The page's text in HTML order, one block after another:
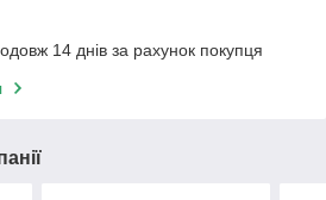
14 днів за рахунок покупця